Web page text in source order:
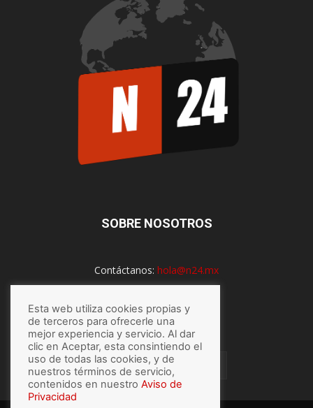
SOBRE NOSOTROS
Contáctanos: hola@n24.mx
SÍGUENOS
Esta web utiliza cookies propias y
de terceros para ofrecerle una
mejor experiencia y servicio. Al dar
clic en Aceptar, esta consintiendo el
uso de todas las cookies, y de
nuestros términos de servicio,
contenidos en nuestro Aviso de
Privacidad